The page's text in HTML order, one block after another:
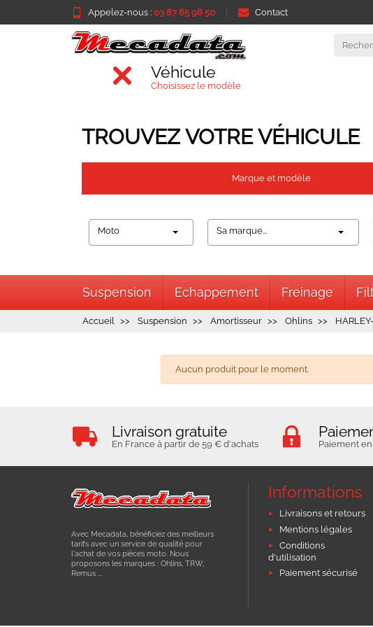
Appelez-nous : 03 87 85 98 50 Contact
Véhicule
Choisissez le modèle
TROUVEZ VOTRE VÉHICULE
Marque et modèle
Moto Sa marque...
Suspension Echappement Freinage
Accueil Suspension Amortisseur Ohlins
Aucun produit pour le moment.
Livraison gratuite
En France à partir de 59 € d'achats Paiement
Avec Mecadata, bénéficiez des meilleurs
tarifs avec un service de qualité pour
l'achat de vos pièces moto. Nous
proposons les marques : Ohlins, TRW,
Remus ...
Informations
Livraisons et retours
Mentions légales
Conditions
d'utilisation
Paiement sécurisé